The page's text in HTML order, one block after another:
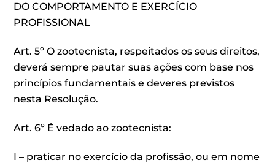
DO COMPORTAMENTO E EXERCÍCIO
PROFISSIONAL
Art. 5º O zootecnista, respeitados os seus direitos,
deverá sempre pautar suas ações com base nos
princípios fundamentais e deveres previstos
nesta Resolução.
Art. 6º É vedado ao zootecnista:
I – praticar no exercício da profissão, ou em nome